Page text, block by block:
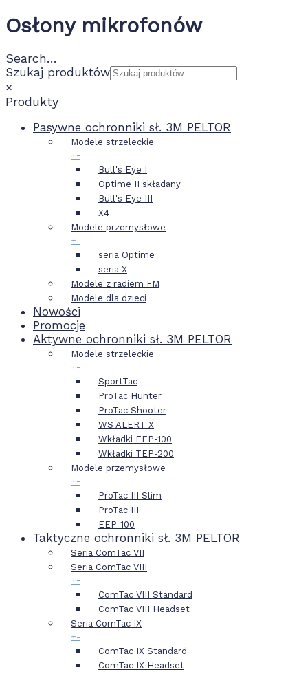
Osłony mikrofonów
Search…
Szukaj produktów
×
Produkty
Pasywne ochronniki sł. 3M PELTOR
Modele strzeleckie
+-
Bull's Eye I
Optime II składany
Bull's Eye III
X4
Modele przemysłowe
+-
seria Optime
seria X
Modele z radiem FM
Modele dla dzieci
Nowości
Promocje
Aktywne ochronniki sł. 3M PELTOR
Modele strzeleckie
+-
SportTac
ProTac Hunter
ProTac Shooter
WS ALERT X
Wkładki EEP-100
Wkładki TEP-200
Modele przemysłowe
+-
ProTac III Slim
ProTac III
EEP-100
Taktyczne ochronniki sł. 3M PELTOR
Seria ComTac VII
Seria ComTac VIII
+-
ComTac VIII Standard
ComTac VIII Headset
Seria ComTac IX
+-
ComTac IX Standard
ComTac IX Headset